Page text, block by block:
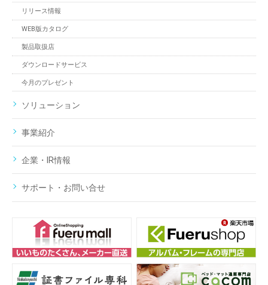
リリース情報
WEB版カタログ
製品取扱店
ダウンロードサービス
今月のプレゼント
ソリューション
事業紹介
企業・IR情報
サポート・お問い合せ